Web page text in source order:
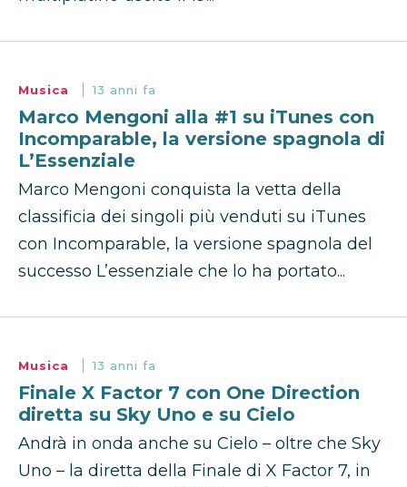
Musica 13 anni fa
Marco Mengoni alla #1 su iTunes con
Incomparable, la versione spagnola di
L’Essenziale
Marco Mengoni conquista la vetta della
classificia dei singoli più venduti su iTunes
con Incomparable, la versione spagnola del
successo L’essenziale che lo ha portato...
Musica 13 anni fa
Finale X Factor 7 con One Direction
diretta su Sky Uno e su Cielo
Andrà in onda anche su Cielo – oltre che Sky
Uno – la diretta della Finale di X Factor 7, in